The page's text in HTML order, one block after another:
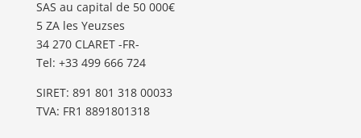
SAS au capital de 50 000€
5 ZA les Yeuzses
34 270 CLARET -FR-
Tel: ‭+33 499 666 724‬
SIRET: 891 801 318 00033
TVA: FR1 8891801318